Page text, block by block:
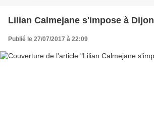
Lilian Calmejane s'impose à Dijon
Publié le 27/07/2017 à 22:09